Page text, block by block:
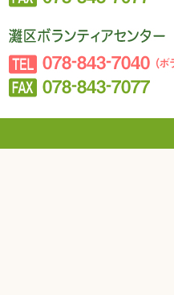
会
078-843-7040（ボランティアセンター直通）